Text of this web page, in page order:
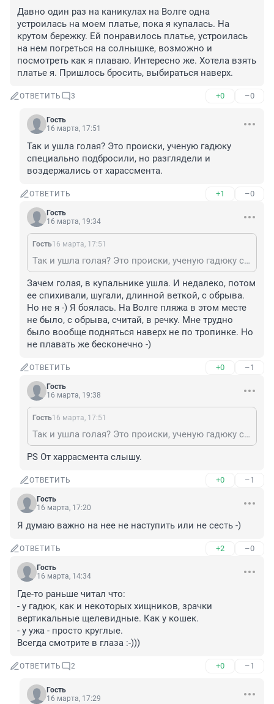
Давно один раз на каникулах на Волге одна
устроилась на моем платье, пока я купалась. На
крутом бережку. Ей понравилось платье, устроилась
на нем погреться на солнышке, возможно и
посмотреть как я плаваю. Интересно же. Хотела взять
платье я. Пришлось бросить, выбираться наверх.
ОТВЕТИТЬ 3 +0 –0
Гость
16 марта, 17:51
Так и ушла голая? Это происки, ученую гадюку
специально подбросили, но разглядели и
воздержались от харассмента.
ОТВЕТИТЬ +1 –0
Гость
16 марта, 19:34
Гость16 марта, 17:51
Так и ушла голая? Это происки, ученую гадюку специально подбросили, но разглядели и воздержались от харассмента.
Зачем голая, в купальнике ушла. И недалеко, потом
ее спихивали, шугали, длинной веткой, с обрыва.
Но не я -) Я боялась. На Волге пляжа в этом месте
не было, с обрыва, считай, в речку. Мне трудно
было вообще подняться наверх не по тропинке. Но
не плавать же бесконечно -)
ОТВЕТИТЬ +0 –1
Гость
16 марта, 19:38
Гость16 марта, 17:51
Так и ушла голая? Это происки, ученую гадюку специально подбросили, но разглядели и воздержались от харассмента.
PS От харрасмента слышу.
ОТВЕТИТЬ +0 –1
Гость
16 марта, 17:20
Я думаю важно на нее не наступить или не сесть -)
ОТВЕТИТЬ +2 –0
Гость
16 марта, 14:34
Где-то раньше читал что:
- у гадюк, как и некоторых хищников, зрачки
вертикальные щелевидные. Как у кошек.
- у ужа - просто круглые.
Всегда смотрите в глаза :-)))
ОТВЕТИТЬ 2 +0 –1
Гость
16 марта, 17:29